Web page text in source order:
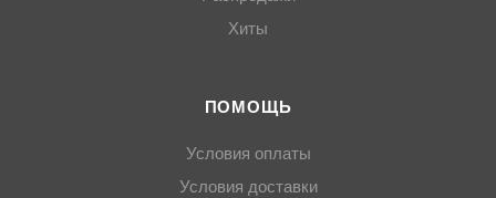
Хиты
ПОМОЩЬ
Условия оплаты
Условия доставки